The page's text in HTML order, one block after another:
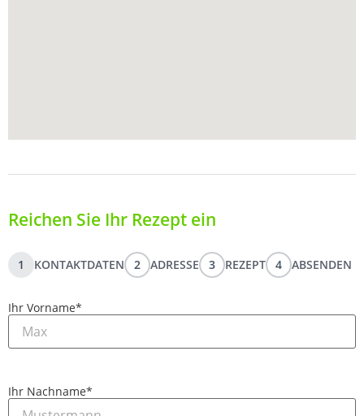
Reichen Sie Ihr Rezept ein
1 KONTAKTDATEN 2 ADRESSE 3 REZEPT 4 ABSENDEN
Ihr Vorname*
Ihr Nachname*